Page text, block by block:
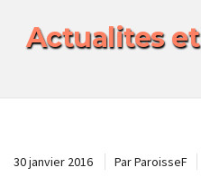
Actualites
30 janvier 2016 Par ParoisseF